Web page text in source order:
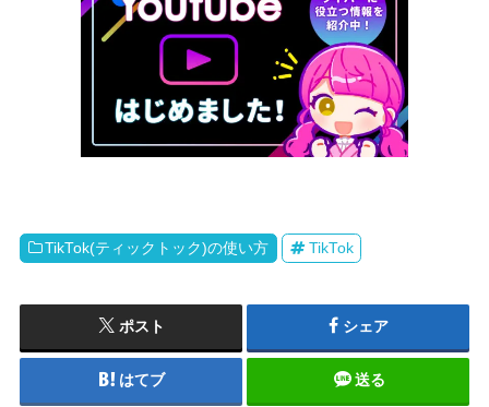
TikTok(ティックトック)の使い方 TikTok
ポスト シェア
はてブ 送る